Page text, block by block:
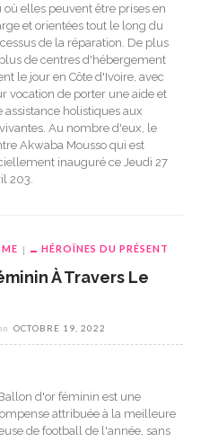
où elles peuvent être prises en
et orientées tout le long du
de la réparation. De plus
de centres d'hébergement
le jour en Côte d'Ivoire, avec
vocation de porter une aide et
assistance holistiques aux
Au nombre d'eux, le
Akwaba Mousso qui est
inauguré ce Jeudi 27
203.
HÉROÏNES DU PRÉSENT
À Travers Le
OCTOBRE 19, 2022
d'or féminin est une
attribuée à la meilleure
de football de l'année, sans